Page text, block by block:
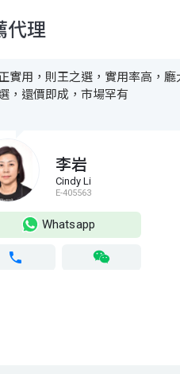
代理
實用，則王之選，實用率高，廳
，還價即成，市場罕有
李岩
Cindy Li
E-405563
Whatsapp